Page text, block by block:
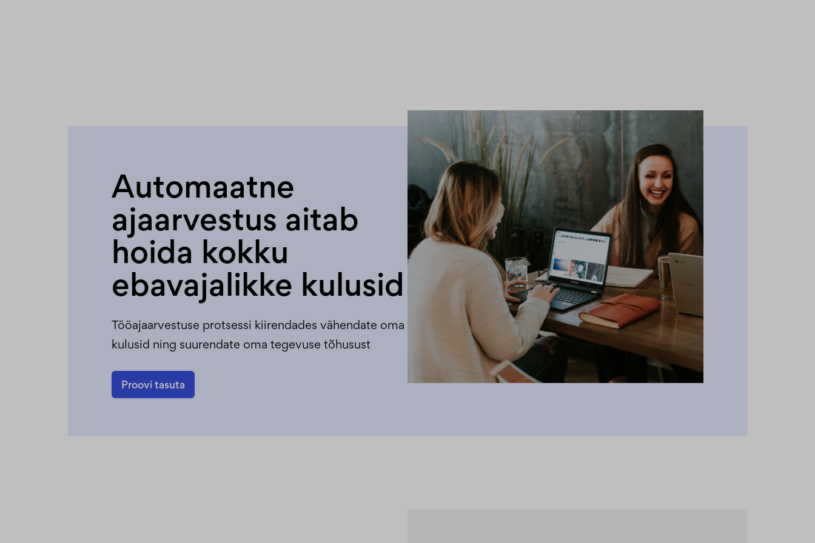
Automaatne
ajaarvestus aitab
hoida kokku
ebavajalikke kulusid
Tööajaarvestuse protsessi kiirendades vähendate oma
kulusid ning suurendate oma tegevuse tõhusust
Proovi tasuta